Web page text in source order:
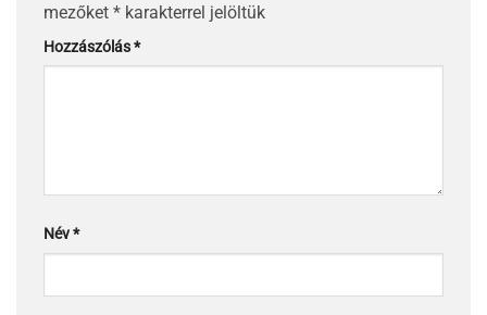
mezőket * karakterrel jelöltük
Hozzászólás*
Név*